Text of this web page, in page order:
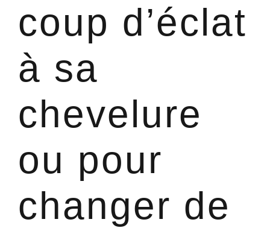
coup d’éclat
à sa
chevelure
ou pour
changer de